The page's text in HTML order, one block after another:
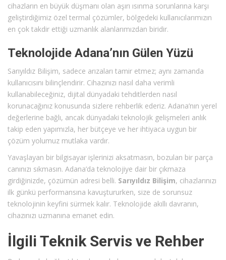
cihazların en büyük düşmanı olan aşırı ısınma sorunlarına karşı
geliştirdiğimiz özel termal çözümler, bölgedeki kullanıcılarımızın
en çok takdir ettiği uzmanlık alanlarımızdan biridir.
Teknolojide Adana’nın Gülen Yüzü
Sarıyıldız Bilişim, sadece arızaları tamir etmez; aynı zamanda
kullanıcısını bilinçlendirir. Cihazınızı nasıl daha verimli
kullanabileceğiniz, dijital dünyadaki tehditlerden nasıl
korunacağınız konusunda sizlere rehberlik ederiz. Adana’nın yerel
değerlerine bağlı, ancak dünyadaki teknolojik gelişmeleri anlık
takip eden yapımızla, her bütçeye ve her ihtiyaca uygun bir
çözüm yolumuz mutlaka vardır.
Yavaşlayan bir bilgisayar işlerinizi aksatmasın, bozulan bir parça
canınızı sıkmasın. Adana’da teknolojiye dair bir çıkmaza
girdiğinizde, çözümün adresi belli. Sarıyıldız Bilişim, cihazlarınızı
ilk günkü performansına kavuştururken, size de sorunsuz
teknolojinin keyfini sürmek kalır. Teknolojide akıllı davranın,
cihazınızı uzmanına emanet edin.
İlgili Teknik Servis ve Rehber